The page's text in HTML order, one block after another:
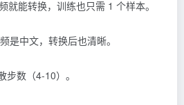
就能转换，训练也只需 1 个样本。
是中文，转换后也清晰。
步数（4-10）。